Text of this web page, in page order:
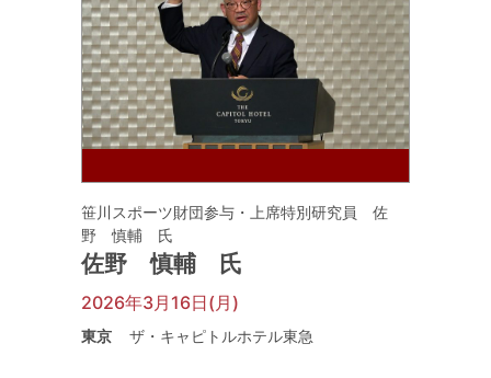
笹川スポーツ財団参与・上席特別研究員 佐
野 慎輔 氏
佐野 慎輔 氏
2026年3月16日(月)
東京 ザ・キャピトルホテル東急